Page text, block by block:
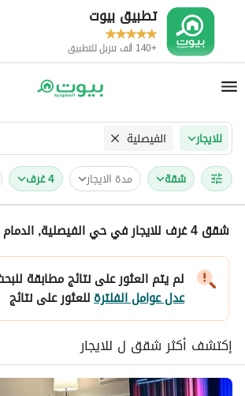
تطبيق بيوت
+140 ألف تنزيل للتطبيق
للايجار الفيصلية
شقة مدة الايجار 4 غرف
شقق 4 غرف للايجار في حي الفيصلية, الدمام
لم يتم العثور على نتائج مطابقة
عدل عوامل الفلترةللعثور على نتائج
إكتشف أكثر شقق ل للايجار